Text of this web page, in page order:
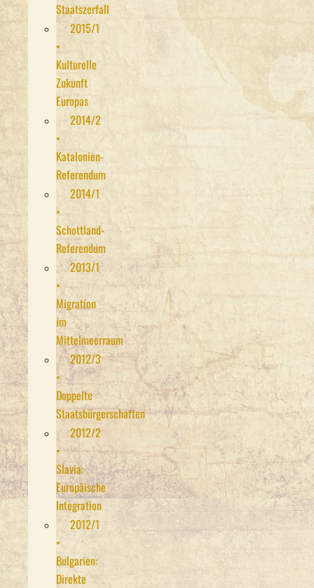
Staatszerfall
2015/1
•
Kulturelle
Zukunft
Europas
2014/2
•
Katalonien-
Referendum
2014/1
•
Schottland-
Referendum
2013/1
•
Migration
im
Mittelmeerraum
2012/3
•
Doppelte
Staatsbürgerschaften
2012/2
•
Slavia:
Europäische
Integration
2012/1
•
Bulgarien:
Direkte